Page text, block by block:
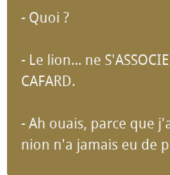
- Quoi ?
- Le lion... ne
CAFARD.
- Ah ouais, parce que
nion n'a jamais eu de